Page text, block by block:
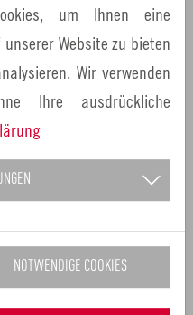
Entwicklung der
Schlosshof Foto: Thomas
um Ihnen eine
Website zu bieten
Wir verwenden
Ihre ausdrückliche
NOTWENDIGE COOKIES